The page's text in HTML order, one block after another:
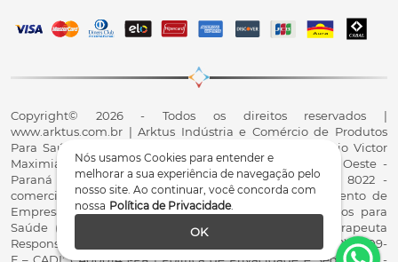
Nós usamos Cookies para entender e
melhorar a sua experiência de navegação pelo
nosso site. Ao continuar, você concorda com
nossa Política de Privacidade.
OK
Copyright© 2026 - Todos os direitos reservados |
www.arktus.com.br | Arktus Indústria e Comércio de Produtos
Para Saúde Ltda | CNPJ: 01.417.367/0001-78 | R. Antônio Victor
Maximiano, 107, Parque Industrial II, Santa Tereza do Oeste -
Paraná - CEP 85825-900 - Fale conosco: 0800 200 8022 -
comercial@arktus.com.br | Autorização de Funcionamento de
Empresa - AFE/ANVISA - Para Fabricação de Produtos para
Saúde (Correlatos): 8.02.844-5 (UX418X102741) - Fisioterapeuta
Responsável Técnico Dr. Alex Fernando Zani - Crefito8(PR): 8409-